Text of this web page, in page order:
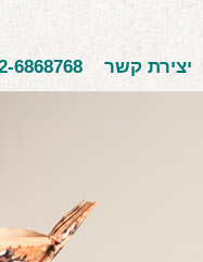
יצירת קשר 6868768